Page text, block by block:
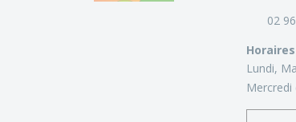
02
Lundi,
Mercredi